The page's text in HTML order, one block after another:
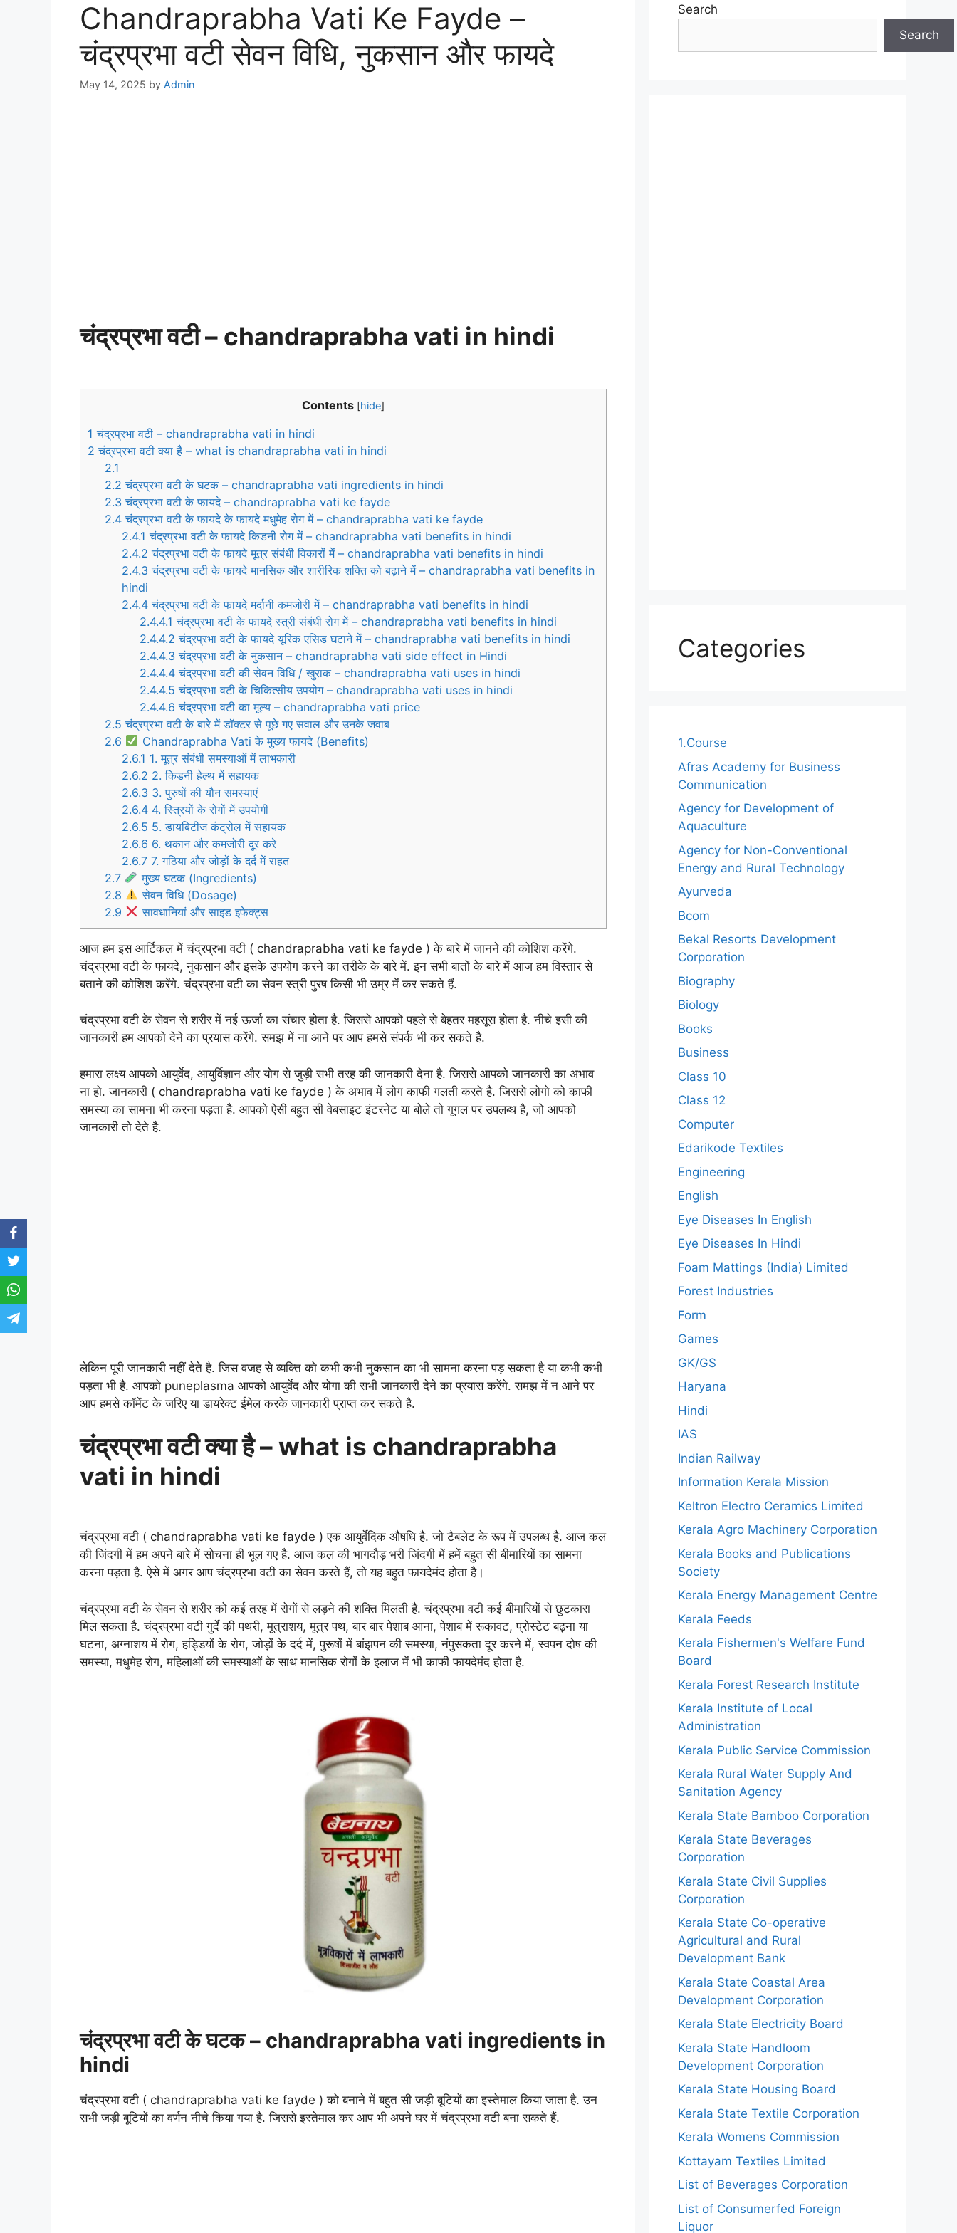
Chandraprabha Vati Ke Fayde –
चंद्रप्रभा वटी सेवन विधि, नुकसान और फायदे
May 14, 2025 by Admin
चंद्रप्रभा वटी – chandraprabha vati in hindi
Contents [hide]
1 चंद्रप्रभा वटी – chandraprabha vati in hindi
2 चंद्रप्रभा वटी क्या है – what is chandraprabha vati in hindi
2.1
2.2 चंद्रप्रभा वटी के घटक – chandraprabha vati ingredients in hindi
2.3 चंद्रप्रभा वटी के फायदे – chandraprabha vati ke fayde
2.4 चंद्रप्रभा वटी के फायदे के फायदे मधुमेह रोग में – chandraprabha vati ke fayde
2.4.1 चंद्रप्रभा वटी के फायदे किडनी रोग में – chandraprabha vati benefits in hindi
2.4.2 चंद्रप्रभा वटी के फायदे मूत्र संबंधी विकारों में – chandraprabha vati benefits in hindi
2.4.3 चंद्रप्रभा वटी के फायदे मानसिक और शारीरिक शक्ति को बढ़ाने में – chandraprabha vati benefits in
hindi
2.4.4 चंद्रप्रभा वटी के फायदे मर्दानी कमजोरी में – chandraprabha vati benefits in hindi
2.4.4.1 चंद्रप्रभा वटी के फायदे स्त्री संबंधी रोग में – chandraprabha vati benefits in hindi
2.4.4.2 चंद्रप्रभा वटी के फायदे यूरिक एसिड घटाने में – chandraprabha vati benefits in hindi
2.4.4.3 चंद्रप्रभा वटी के नुकसान – chandraprabha vati side effect in Hindi
2.4.4.4चंद्रप्रभा वटी की सेवन विधि / खुराक – chandraprabha vati uses in hindi
2.4.4.5 चंद्रप्रभा वटी के चिकित्सीय उपयोग – chandraprabha vati uses in hindi
2.4.4.6 चंद्रप्रभा वटी का मूल्य – chandraprabha vati price
2.5 चंद्रप्रभा वटी के बारे में डॉक्टर से पूछे गए सवाल और उनके जवाब
2.6
Chandraprabha Vati के मुख्य फायदे (Benefits)
2.6.1 1. मूत्र संबंधी समस्याओं में लाभकारी
2.6.2 2. किडनी हेल्थ में सहायक
2.6.3 3. पुरुषों की यौन समस्याएं
2.6.4 4. स्त्रियों के रोगों में उपयोगी
2.6.5 5. डायबिटीज कंट्रोल में सहायक
2.6.6 6. थकान और कमजोरी दूर करे
2.6.7 7. गठिया और जोड़ों के दर्द में राहत
2.7
मुख्य घटक (Ingredients)
2.8
सेवन विधि (Dosage)
2.9
सावधानियां और साइड इफेक्ट्स
आज हम इस आर्टिकल में चंद्रप्रभा वटी ( chandraprabha vati ke fayde ) के बारे में जानने की कोशिश करेंगे.
चंद्रप्रभा वटी के फायदे, नुकसान और इसके उपयोग करने का तरीके के बारे में. इन सभी बातों के बारे में आज हम विस्तार से
बताने की कोशिश करेंगे. चंद्रप्रभा वटी का सेवन स्त्री पुरष किसी भी उम्र में कर सकते हैं.
चंद्रप्रभा वटी के सेवन से शरीर में नई ऊर्जा का संचार होता है. जिससे आपको पहले से बेहतर महसूस होता है. नीचे इसी की
जानकारी हम आपको देने का प्रयास करेंगे. समझ में ना आने पर आप हमसे संपर्क भी कर सकते है.
हमारा लक्ष्य आपको आयुर्वेद, आयुर्विज्ञान और योग से जुड़ी सभी तरह की जानकारी देना है. जिससे आपको जानकारी का अभाव
ना हो. जानकारी ( chandraprabha vati ke fayde ) के अभाव में लोग काफी गलती करते है. जिससे लोगो को काफी
समस्या का सामना भी करना पड़ता है. आपको ऐसी बहुत सी वेबसाइट इंटरनेट या बोले तो गूगल पर उपलब्ध है, जो आपको
जानकारी तो देते है.
लेकिन पूरी जानकारी नहीं देते है. जिस वजह से व्यक्ति को कभी कभी नुकसान का भी सामना करना पड़ सकता है या कभी कभी
पड़ता भी है. आपको puneplasma आपको आयुर्वेद और योगा की सभी जानकारी देने का प्रयास करेंगे. समझ में न आने पर
आप हमसे कॉमेंट के जरिए या डायरेक्ट ईमेल करके जानकारी प्राप्त कर सकते है.
चंद्रप्रभा वटी क्या है – what is chandraprabha
vati in hindi
चंद्रप्रभा वटी ( chandraprabha vati ke fayde ) एक आयुर्वेदिक औषधि है. जो टैबलेट के रूप में उपलब्ध है. आज कल
की जिंदगी में हम अपने बारे में सोचना ही भूल गए है. आज कल की भागदौड़ भरी जिंदगी में हमें बहुत सी बीमारियों का सामना
करना पड़ता है. ऐसे में अगर आप चंद्रप्रभा वटी का सेवन करते हैं, तो यह बहुत फायदेमंद होता है।
चंद्रप्रभा वटी के सेवन से शरीर को कई तरह में रोगों से लड़ने की शक्ति मिलती है. चंद्रप्रभा वटी कई बीमारियों से छुटकारा
मिल सकता है. चंद्रप्रभा वटी गुर्दे की पथरी, मूत्राशय, मूत्र पथ, बार बार पेशाब आना, पेशाब में रूकावट, प्रोस्टेट बढ़ना या
घटना, अग्नाशय में रोग, हड्डियों के रोग, जोड़ों के दर्द में, पुरूषों में बांझपन की समस्या, नंपुसकता दूर करने में, स्वपन दोष की
समस्या, मधुमेह रोग, महिलाओं की समस्याओं के साथ मानसिक रोगों के इलाज में भी काफी फायदेमंद होता है.
चंद्रप्रभा वटी के घटक – chandraprabha vati ingredients in
hindi
चंद्रप्रभा वटी ( chandraprabha vati ke fayde ) को बनाने में बहुत सी जड़ी बूटियों का इस्तेमाल किया जाता है. उन
सभी जड़ी बूटियों का वर्णन नीचे किया गया है. जिससे इस्तेमाल कर आप भी अपने घर में चंद्रप्रभा वटी बना सकते हैं.
Search
Search
Categories
1.Course
Afras Academy for Business
Communication
Agency for Development of
Aquaculture
Agency for Non-Conventional
Energy and Rural Technology
Ayurveda
Bcom
Bekal Resorts Development
Corporation
Biography
Biology
Books
Business
Class 10
Class 12
Computer
Edarikode Textiles
Engineering
English
Eye Diseases In English
Eye Diseases In Hindi
Foam Mattings (India) Limited
Forest Industries
Form
Games
GK/GS
Haryana
Hindi
IAS
Indian Railway
Information Kerala Mission
Keltron Electro Ceramics Limited
Kerala Agro Machinery Corporation
Kerala Books and Publications
Society
Kerala Energy Management Centre
Kerala Feeds
Kerala Fishermen's Welfare Fund
Board
Kerala Forest Research Institute
Kerala Institute of Local
Administration
Kerala Public Service Commission
Kerala Rural Water Supply And
Sanitation Agency
Kerala State Bamboo Corporation
Kerala State Beverages
Corporation
Kerala State Civil Supplies
Corporation
Kerala State Co-operative
Agricultural and Rural
Development Bank
Kerala State Coastal Area
Development Corporation
Kerala State Electricity Board
Kerala State Handloom
Development Corporation
Kerala State Housing Board
Kerala State Textile Corporation
Kerala Womens Commission
Kottayam Textiles Limited
List of Beverages Corporation
List of Consumerfed Foreign
Liquor